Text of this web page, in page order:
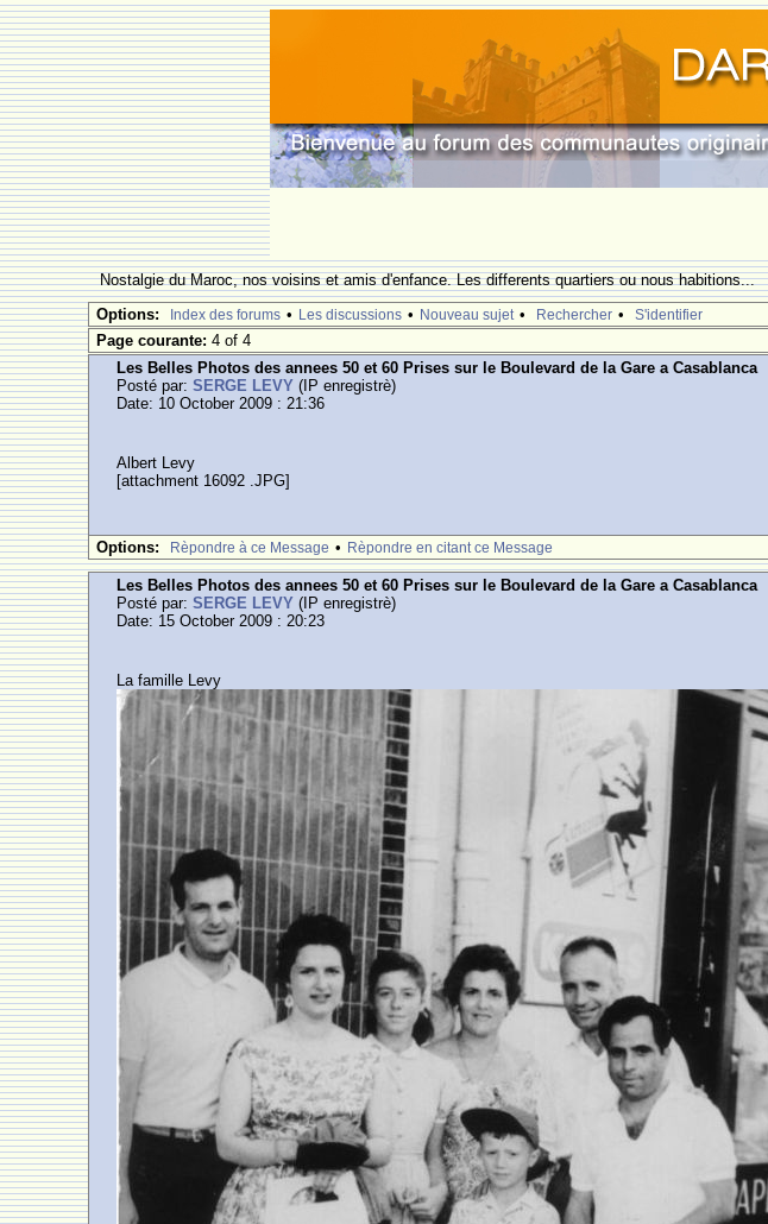
Nostalgie du Maroc, nos voisins et amis d'enfance. Les differents quartiers ou nous habitions...
Options: Index des forums • Les discussions • Nouveau sujet • Rechercher • S'identifier
Page courante:4 of 4
Les Belles Photos des annees 50 et 60 Prises sur le Boulevard de la Gare a Casablanca
Posté par:SERGE LEVY (IP enregistrè)
Date: 10 October 2009 : 21:36
Albert Levy
[attachment 16092 .JPG]
Options: Rèpondre à ce Message • Rèpondre en citant ce Message
Les Belles Photos des annees 50 et 60 Prises sur le Boulevard de la Gare a Casablanca
Posté par:SERGE LEVY (IP enregistrè)
Date: 15 October 2009 : 20:23
La famille Levy